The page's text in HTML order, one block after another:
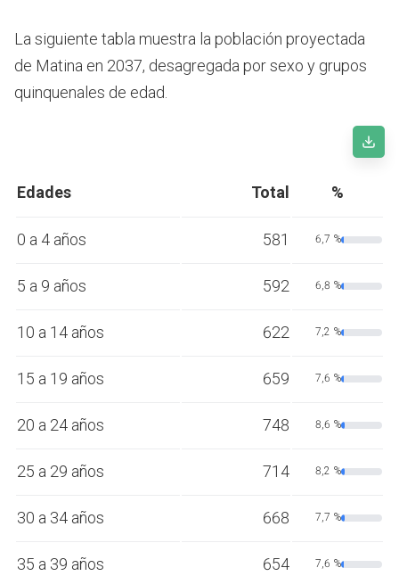
La siguiente tabla muestra la población proyectada
de Matina en 2037, desagregada por sexo y grupos
quinquenales de edad.
Edades Total %
0 a 4 años 581 6,7 %
5 a 9 años 592 6,8 %
10 a 14 años 622 7,2 %
15 a 19 años 659 7,6 %
20 a 24 años 748 8,6 %
25 a 29 años 714 8,2 %
30 a 34 años 668 7,7 %
35 a 39 años 654 7,6 %